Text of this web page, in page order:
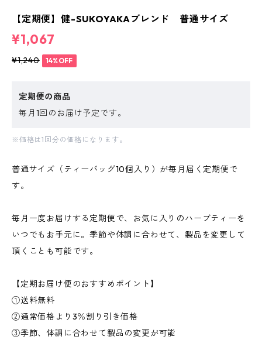
【定期便】健-SUKOYAKAブレンド 普通サイズ
¥1,067
¥1,240 14%OFF
定期便の商品
毎月1回のお届け予定です。
※価格は1回分の価格になります。
普通サイズ（ティーバッグ10個入り）が毎月届く定期便で
す。
毎月一度お届けする定期便で、お気に入りのハーブティーを
いつでもお手元に。季節や体調に合わせて、製品を変更して
頂くことも可能です。
【定期お届け便のおすすめポイント】
①送料無料
②通常価格より3％割り引き価格
③季節、体調に合わせて製品の変更が可能